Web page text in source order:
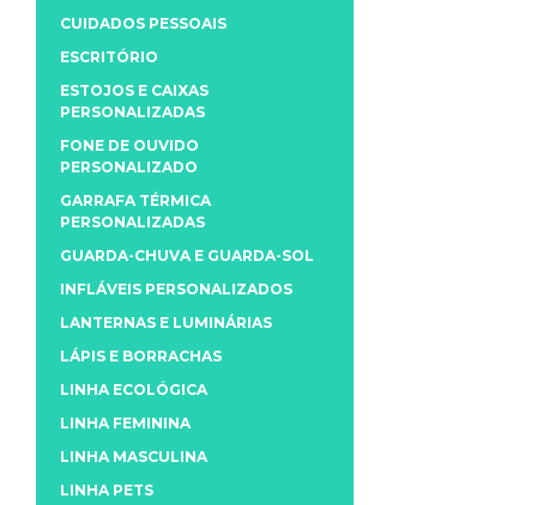
CUIDADOS PESSOAIS
ESCRITÓRIO
ESTOJOS E CAIXAS
PERSONALIZADAS
FONE DE OUVIDO
PERSONALIZADO
GARRAFA TÉRMICA
PERSONALIZADAS
GUARDA-CHUVA E GUARDA-SOL
INFLÁVEIS PERSONALIZADOS
LANTERNAS E LUMINÁRIAS
LÁPIS E BORRACHAS
LINHA ECOLÓGICA
LINHA FEMININA
LINHA MASCULINA
LINHA PETS